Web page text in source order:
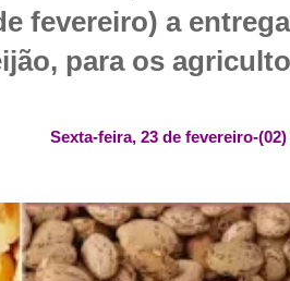
fevereiro) a
para os
Sexta-feira, 23 de fevereiro-(02)